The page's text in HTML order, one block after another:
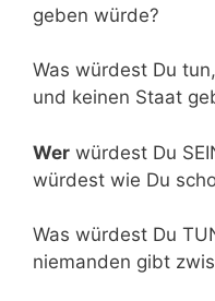
geben würde?
Was würdest Du
und keinen Staat
Wer würdest Du
würdest wie Du
Was würdest Du
niemanden gibt